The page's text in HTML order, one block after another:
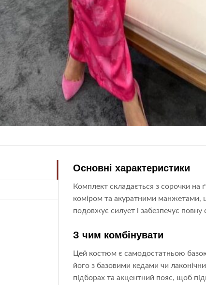
Основні характеристики
Комплект складається з сорочки
коміром та акуратними манжетами,
подовжує силует і забезпечує повну
З чим комбінувати
Цей костюм є самодостатньою
його з базовими кедами чи
підборах та акцентний пояс, щоб